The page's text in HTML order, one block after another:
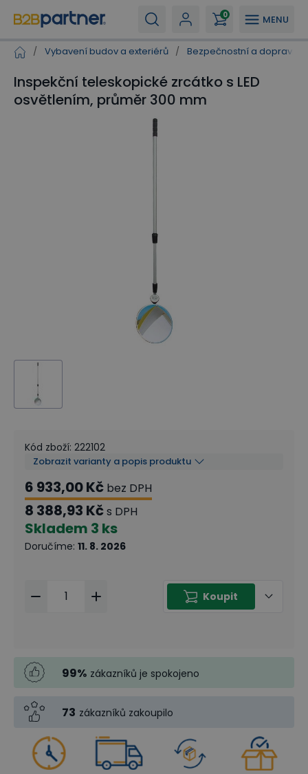
MENU
0
/ Vybavení budov a exteriérů / Bezpečnostní a dopravní
Inspekční teleskopické zrcátko s LED
osvětlením, průměr 300 mm
Kód zboží: 222102
Zobrazit varianty a popis produktu
6 933,00 Kč bez DPH
8 388,93 Kčs DPH
Skladem 3 ks
Doručíme: 11. 8. 2026
Koupit
99% zákazníků je spokojeno
73 zákazníků zakoupilo